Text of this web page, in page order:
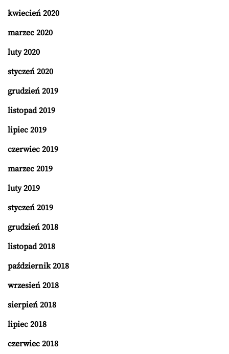
kwiecień 2020
marzec 2020
luty 2020
styczeń 2020
grudzień 2019
listopad 2019
lipiec 2019
czerwiec 2019
marzec 2019
luty 2019
styczeń 2019
grudzień 2018
listopad 2018
październik 2018
wrzesień 2018
sierpień 2018
lipiec 2018
czerwiec 2018